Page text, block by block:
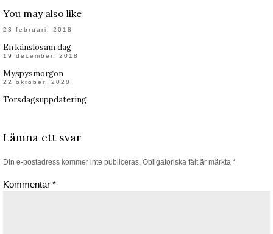
You may also like
23 februari, 2018
En känslosam dag
19 december, 2018
Myspysmorgon
22 oktober, 2020
Torsdagsuppdatering
Lämna ett svar
Din e-postadress kommer inte publiceras. Obligatoriska fält är märkta *
Kommentar *